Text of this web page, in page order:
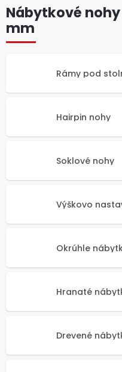
Nábytkové
mm
Rámy pod
Hairpin nohy
Soklové nohy
Výškovo
Okrúhle
Hranaté
Drevené